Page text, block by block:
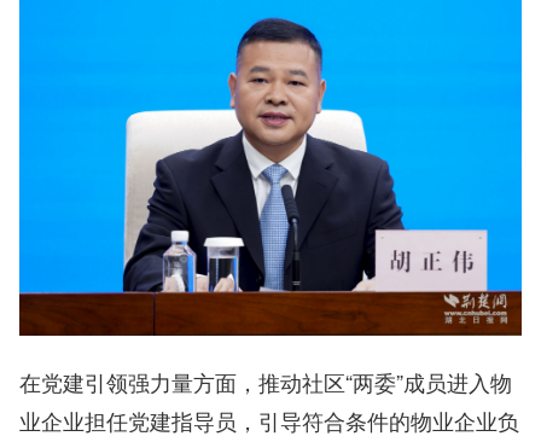
在党建引领强力量方面，推动社区“两委”成员进入物
业企业担任党建指导员，引导符合条件的物业企业负